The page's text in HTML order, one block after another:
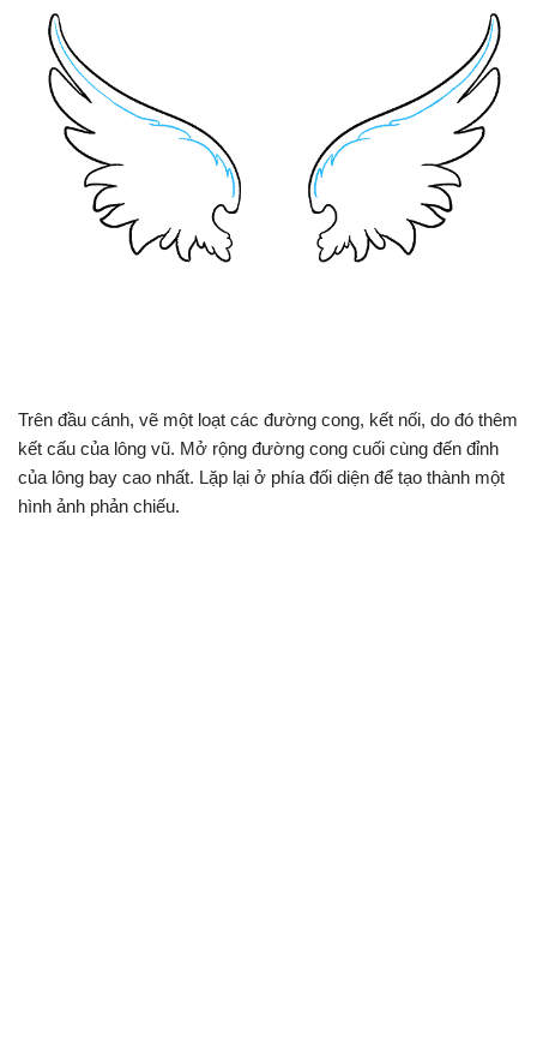
Trên đầu cánh, vẽ một loạt các đường cong, kết nối, do đó thêm
kết cấu của lông vũ. Mở rộng đường cong cuối cùng đến đỉnh
của lông bay cao nhất. Lặp lại ở phía đối diện để tạo thành một
hình ảnh phản chiếu.